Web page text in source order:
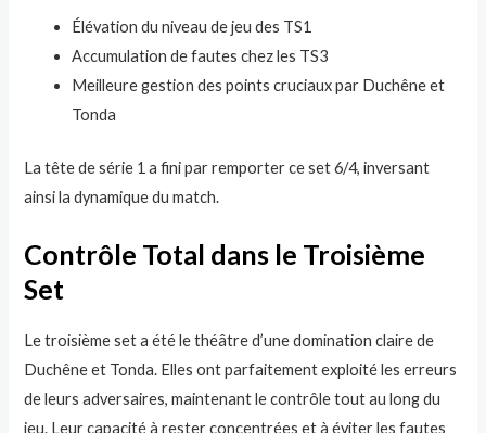
Élévation du niveau de jeu des TS1
Accumulation de fautes chez les TS3
Meilleure gestion des points cruciaux par Duchêne et
Tonda
La tête de série 1 a fini par remporter ce set 6/4, inversant
ainsi la dynamique du match.
Contrôle Total dans le Troisième
Set
Le troisième set a été le théâtre d’une domination claire de
Duchêne et Tonda. Elles ont parfaitement exploité les erreurs
de leurs adversaires, maintenant le contrôle tout au long du
jeu. Leur capacité à rester concentrées et à éviter les fautes